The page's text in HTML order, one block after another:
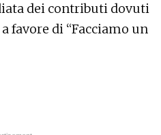
dei contributi dovuti
favore di “Facciamo un